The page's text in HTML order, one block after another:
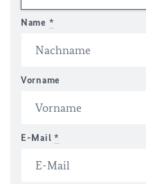
Name *
Vorname
E-Mail *